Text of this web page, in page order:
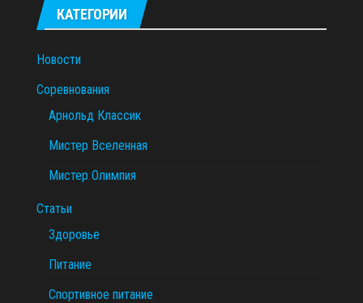
КАТЕГОРИИ
Новости
Соревнования
Арнольд Классик
Мистер Вселенная
Мистер Олимпия
Статьи
Здоровье
Питание
Спортивное питание